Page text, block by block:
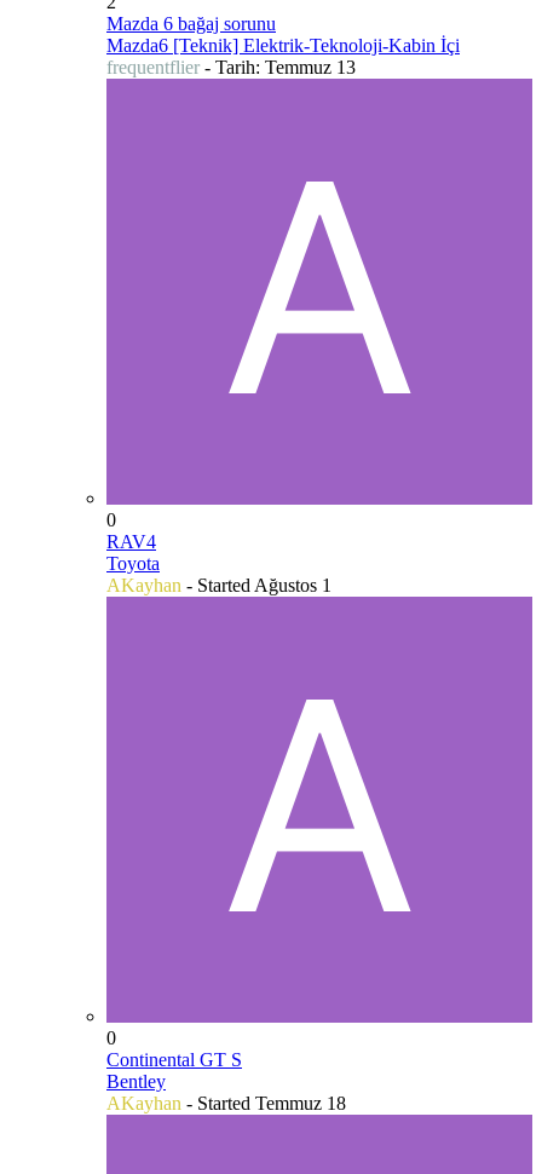
Mazda 6 bağaj sorunu
Mazda6 [Teknik] Elektrik-Teknoloji-Kabin İçi
frequentflier - Tarih: Temmuz 13
0
RAV4
Toyota
AKayhan - Started Ağustos 1
0
Continental GT S
Bentley
AKayhan - Started Temmuz 18